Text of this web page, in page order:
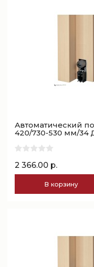
Автоматический
420/730-530 мм/34
2 366.00 р.
В корзину